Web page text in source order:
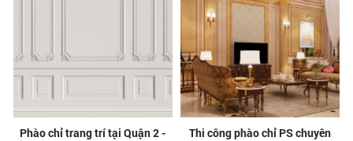
Phào chỉ trang trí tại Quận 2 -
Thi công phào chỉ PS chuyên